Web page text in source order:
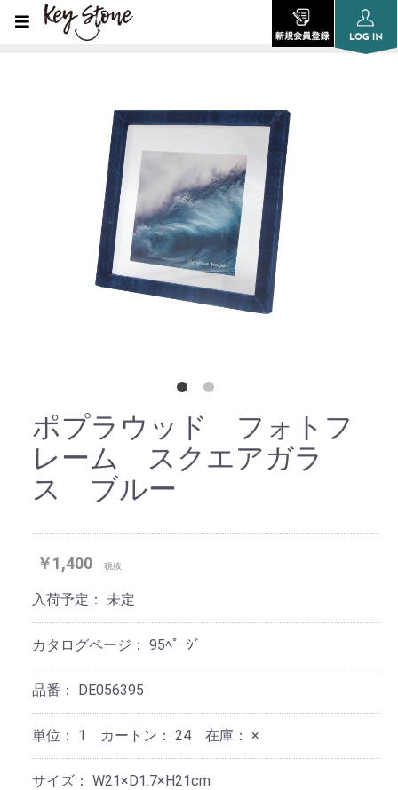
ポプラウッド フォトフ
レーム スクエアガラ
ス ブルー
￥1,400 税抜
入荷予定： 未定
カタログページ： 95ﾍﾟｰｼﾞ
品番： DE056395
単位： 1 カートン： 24 在庫： ×
サイズ： W21×D1.7×H21cm